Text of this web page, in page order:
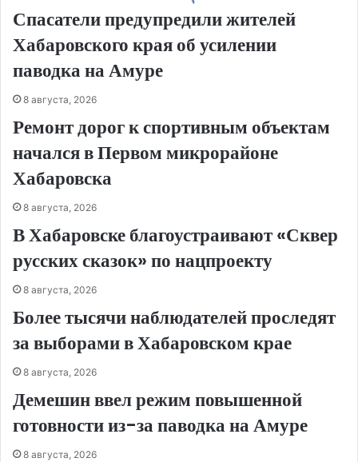
Спасатели предупредили жителей
Хабаровского края об усилении
паводка на Амуре
8 августа, 2026
Ремонт дорог к спортивным объектам
начался в Первом микрорайоне
Хабаровска
8 августа, 2026
В Хабаровске благоустраивают «Сквер
русских сказок» по нацпроекту
8 августа, 2026
Более тысячи наблюдателей проследят
за выборами в Хабаровском крае
8 августа, 2026
Демешин ввел режим повышенной
готовности из-за паводка на Амуре
8 августа, 2026